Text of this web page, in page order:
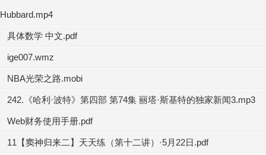
Hubbard.mp4
具体数学 中文.pdf
ige007.wmz
NBA光荣之路.mobi
242.《哈利·波特》第四部 第74集 丽塔·斯基特的独家新闻3.mp3
Web财务使用手册.pdf
11【窦神归来二】天天练（第十二讲）·5月22日.pdf